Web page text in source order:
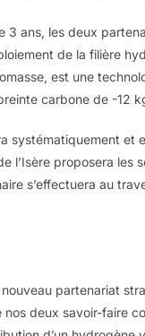
3 ans, les deux
de la filière
est une
carbone de -12
systématiquement et
l’Isère proposera les
s’effectuera au
partenariat
nos deux savoir-faire